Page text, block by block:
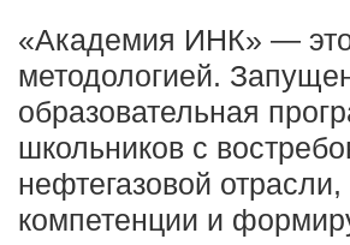
«Академия ИНК» — это
методологией.
образовательная
школьников с
нефтегазовой
компетенции и